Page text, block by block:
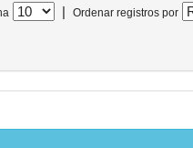
| Ordenar registros por